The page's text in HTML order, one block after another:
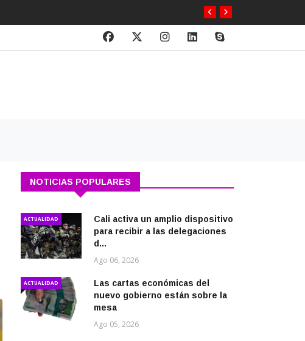
NOTICIAS POPULARES
ACTUALIDAD
Cali activa un amplio dispositivo
para recibir a las delegaciones
d...
Ago 06, 2026
ACTUALIDAD
Las cartas económicas del
nuevo gobierno están sobre la
mesa
Ago 05, 2026